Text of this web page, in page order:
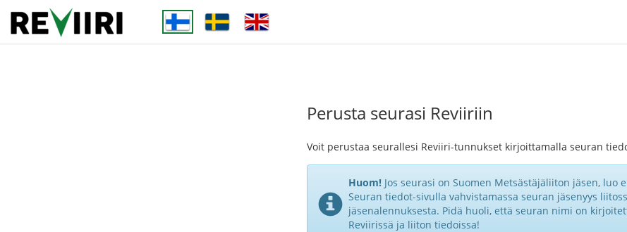
Perusta seurasi Reviiriin
Voit perustaa seurallesi Reviiri-tunnukset kirjoittamalla seuran
Huom!Jos seurasi on Suomen Metsästäjäliiton jäsen, luo
Seuran tiedot-sivulla vahvistamassa seuran jäsenyys
jäsenalennuksesta. Pidä huoli, että seuran nimi on
Reviirissä ja liiton tiedoissa!